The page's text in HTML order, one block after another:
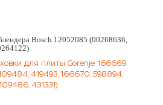
Bosch 12052085 (00268636,